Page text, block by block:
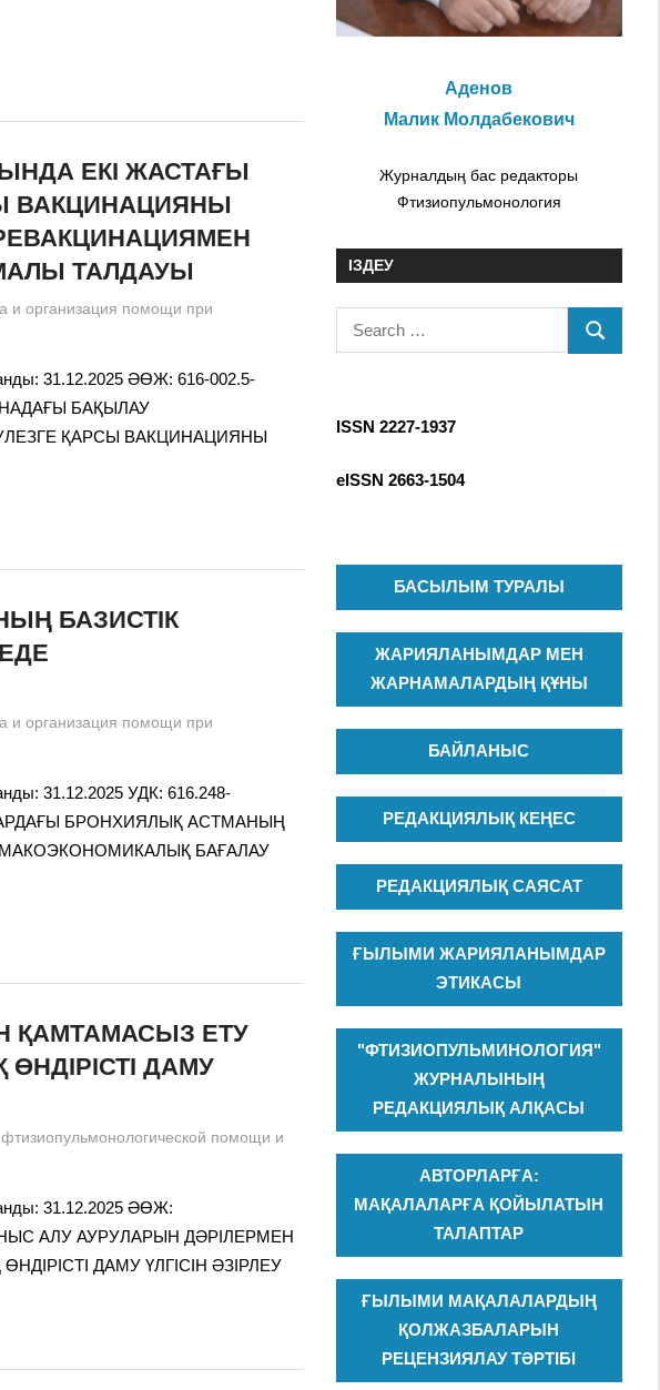
ЕКІ ЖАСТАҒЫ
ВАКЦИНАЦИЯНЫ
ТАЛДАУЫ
и организация помощи при
31.12.2025 ӘӨЖ: 616-002.5-
БАҚЫЛАУ
ҚАРСЫ ВАКЦИНАЦИЯНЫ
БАЗИСТІК
и организация помощи при
31.12.2025 УДК: 616.248-
БРОНХИЯЛЫҚ АСТМАНЫҢ
БАҒАЛАУ
ҚАМТАМАСЫЗ ЕТУ
ДАМУ
помощи и
31.12.2025 ӘӨЖ:
ТЫНЫС АЛУ АУРУЛАРЫН ДӘРІЛЕРМЕН
ДАМУ ҮЛГІСІН ӘЗІРЛЕУ
Аденов
Малик Молдабекович
Журналдың бас редакторы
Фтизиопульмонология
ІЗДЕУ
e
c
ISSN 2227-1937
eISSN 2663-1504
БАСЫЛЫМ ТУРАЛЫ
ЖАРИЯЛАНЫМДАР МЕН
ЖАРНАМАЛАРДЫҢ ҚҰНЫ
БАЙЛАНЫС
РЕДАКЦИЯЛЫҚ КЕҢЕС
РЕДАКЦИЯЛЫҚ САЯСАТ
ҒЫЛЫМИ ЖАРИЯЛАНЫМДАР
ЭТИКАСЫ
"ФТИЗИОПУЛЬМИНОЛОГИЯ"
ЖУРНАЛЫНЫҢ
РЕДАКЦИЯЛЫҚ АЛҚАСЫ
АВТОРЛАРҒА:
МАҚАЛАЛАРҒА ҚОЙЫЛАТЫН
ТАЛАПТАР
ҒЫЛЫМИ МАҚАЛАЛАРДЫҢ
ҚОЛЖАЗБАЛАРЫН
РЕЦЕНЗИЯЛАУ ТӘРТІБІ